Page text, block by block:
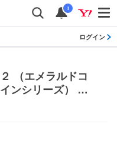
i
ログイン
エメラルドコ
ンシリーズ） 光